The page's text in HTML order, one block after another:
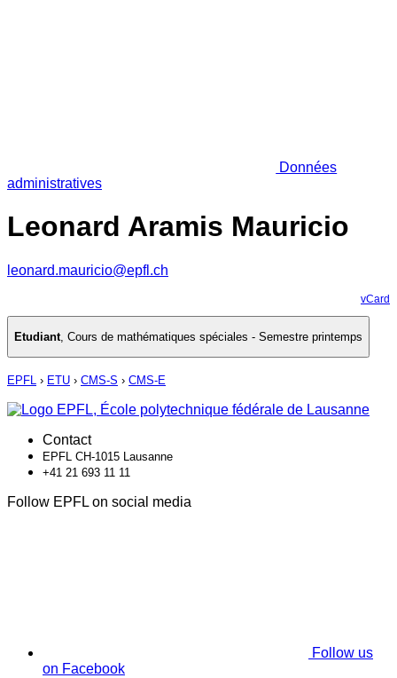
Données
administratives
Leonard Aramis Mauricio
leonard.mauricio@epfl.ch
vCard
Etudiant, Cours de mathématiques spéciales - Semestre printemps
EPFL › ETU › CMS-S › CMS-E
Contact
EPFL CH-1015 Lausanne
+41 21 693 11 11
Follow EPFL on social media
Follow us
on Facebook